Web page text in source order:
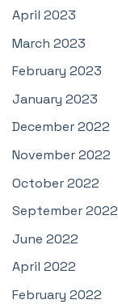
April 2023
March 2023
February 2023
January 2023
December 2022
November 2022
October 2022
September 2022
June 2022
April 2022
February 2022